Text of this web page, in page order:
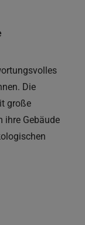
Die
große
ihre Gebäude